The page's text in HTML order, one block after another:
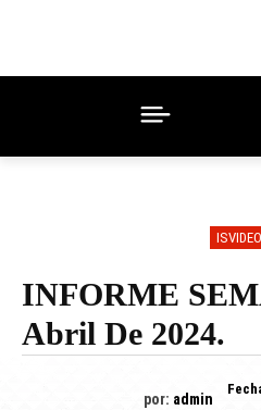
INFORME
Abril De 2024.
por: admin